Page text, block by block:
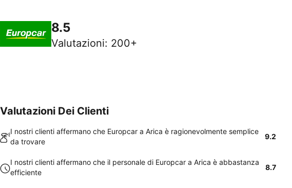
8.5
Valutazioni: 200+
Valutazioni Dei Clienti
I nostri clienti affermano che Europcar a Arica è ragionevolmente semplice
da trovare
9.2
I nostri clienti affermano che il personale di Europcar a Arica è abbastanza
efficiente
8.7